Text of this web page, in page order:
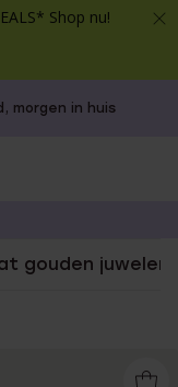
Shop nu!
morgen in huis
€49
gouden juwelen